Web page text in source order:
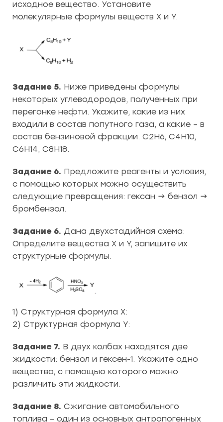
исходное вещество. Установите
молекулярные формулы веществ X и Y.
Задание 5. Ниже приведены формулы
некоторых углеводородов, полученных при
перегонке нефти. Укажите, какие из них
входили в состав попутного газа, а какие – в
состав бензиновой фракции. C2H6, C4H10,
C6H14, C8H18.
Задание 6. Предложите реагенты и условия,
с помощью которых можно осуществить
следующие превращения: гексан → бензол →
бромбензол.
Задание 6. Дана двухстадийная схема:
Определите вещества X и Y, запишите их
структурные формулы.
1) Структурная формула X:
2) Структурная формула Y:
Задание 7. В двух колбах находятся две
жидкости: бензол и гексен-1. Укажите одно
вещество, с помощью которого можно
различить эти жидкости.
Задание 8. Сжигание автомобильного
топлива – один из основных антропогенных